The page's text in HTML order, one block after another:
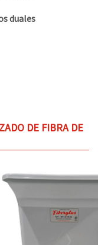
duales
DE FIBRA DE